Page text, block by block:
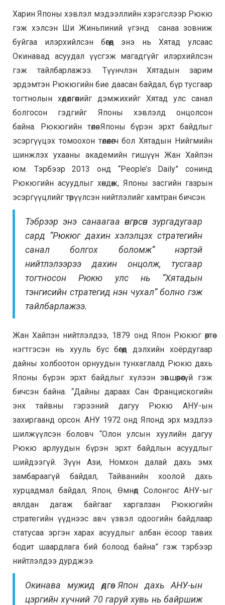
Харин Японы хэвлэл мэдээллийн хэрэгслээр Рюкю
гэж хэлсэн Ши Жиньпиний үгэнд санаа зовниж
буйгаа илэрхийлсэн бөгөөд энэ нь Хятад улсаас
Окинавад асуудал үүсгэж магадгүйг илэрхийлсэн
гэж тайлбарлажээ. ТүүнчлэнХятадын зарим
эрдэмтэн Рюкюгийн бие даасан байдал, бүр тусгаар
тогтнолын хөдөлгөөнийг дэмжихийг Хятад улс санал
болгосон гэдгийг Японы хэвлэлд онцолсон
байна. Рюкюгийн төлөө Японы бүрэн эрхт байдлыг
эсэргүүцэх томоохон төлөөлөгч бол Хятадын Нийгмийн
шинжлэх ухааны академийн гишүүн Жан Хайпэн
юм. Тэрбээр 2013 онд “People’s Daily” сонинд
Рюкюгийн асуудлыг хөндөж, Японы засгийн газрын
эсэргүүцлийг төрүүлсэн нийтлэлийг хамтран бичсэн.
Тэбрээр энэ санаагаа өнгөрсөн зургадугаар
сард “Рюкюг дахин хэлэлцэх стратегийн
санал болгох боломж” нэртэй
нийтлэлээрээ дахин онцолж, тусгаар
тогтносон Рюкю улс нь “Хятадын
тэнгисийн стратегид нэн чухал” болно гэж
тайлбарлажээ.
Жан Хайпэн нийтлэлдээ, 1879 онд Япон Рюкюг өөртөө
нэгтгэсэн нь хууль бус бөгөөд дэлхийн хоёрдугаар
дайны холбоотон орнуудын тунхаглалд Рюкю дахь
Японы бүрэн эрхт байдлыг хүлээн зөвшөөрөөгүй гэж
бичсэн байна. “Дайны дараах Сан Францискогийн
энх тайвны гэрээний дагуу Рюкю АНУ-ын
захиргаанд орсон. АНУ 1972 онд Японд эрх мэдлээ
шилжүүлсэн боловч “Олон улсын хуулийн дагуу
Рюкю арлуудын бүрэн эрхт байдлын асуудлыг
шийдээгүй. Зүүн Ази, Номхон далай дахь эмх
замбараагүй байдал, Тайванийн хоолой дахь
хурцадмал байдал, Япон, Өмнөд Солонгос АНУ-ыг
аялдан дагаж байгааг харгалзан Рюкюгийн
стратегийн үүднээс авч үзвэл одоогийн байдлаар
статусаа эргэн харах асуудлыг албан ёсоор тавих
бодит шаардлага бий болоод байна” гэж тэрбээр
нийтлэлдээ дурджээ.
Окинава мужид өдгөө Япон дахь АНУ-ын
цэргийн хүчний 70 гаруй хувь нь байршиж